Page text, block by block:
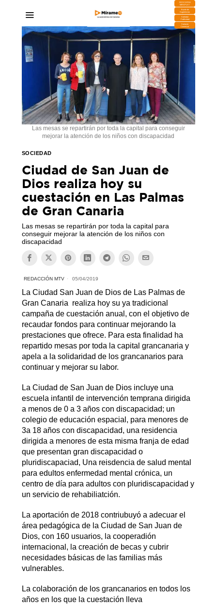
DESCARGA
MIRAPLAY
Buzón de
Sugerencias
Contratar
Publicidad
Contacto
Comercial
Las mesas se repartirán por toda la capital para conseguir
mejorar la atención de los niños con discapacidad
SOCIEDAD
Ciudad de San Juan de
Dios realiza hoy su
cuestación en Las Palmas
de Gran Canaria
Las mesas se repartirán por toda la capital para
conseguir mejorar la atención de los niños con
discapacidad
REDACCIÓN MTV 05/04/2019
La Ciudad San Juan de Dios de Las Palmas de
Gran Canaria realiza hoy su ya tradicional
campaña de cuestación anual, con el objetivo de
recaudar fondos para continuar mejorando la
prestaciones que ofrece. Para esta finalidad ha
repartido mesas por toda la capital grancanaria y
apela a la solidaridad de los grancanarios para
continuar y mejorar su labor.
La Ciudad de San Juan de Dios incluye una
escuela infantil de intervención temprana dirigida
a menos de 0 a 3 años con discapacidad; un
colegio de educación espacial, para menores de
3a 18 años con discapacidad, una residencia
dirigida a menores de esta misma franja de edad
que presentan gran discapacidad o
pluridiscapaciad, Una reisdencia de salud mental
para edultos enfermedad mental crónica, un
centro de día para adultos con pluridiscapacidad y
un servicio de rehabiliatción.
La aportación de 2018 contriubuyó a adecuar el
área pedagógica de la Ciudad de San Juan de
Dios, con 160 usuarios, la cooperadión
internacional, la creación de becas y cubrir
necesidades básicas de las familias más
vulnerables.
La colaboración de los grancanarios en todos los
años en los que la cuestación lleva